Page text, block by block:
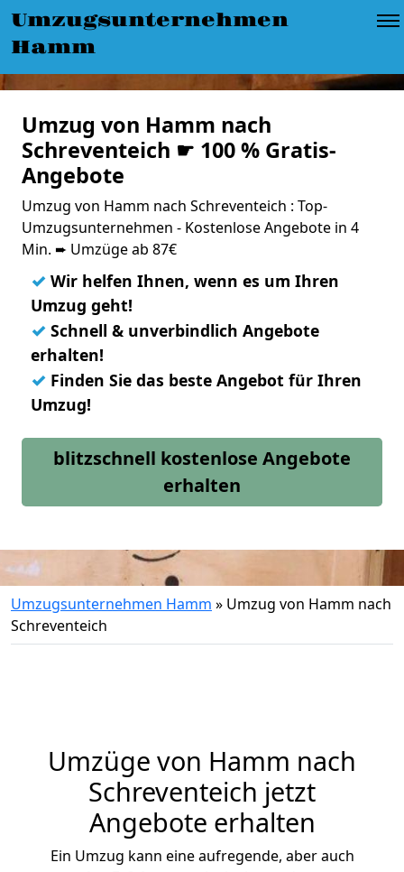
Umzugsunternehmen
Hamm
Umzug von Hamm nach
Schreventeich ☛ 100 % Gratis-
Angebote
Umzug von Hamm nach Schreventeich : Top-
Umzugsunternehmen - Kostenlose Angebote in 4
Min. ➨ Umzüge ab 87€
✓ Wir helfen Ihnen, wenn es um Ihren
Umzug geht!
✓ Schnell & unverbindlich Angebote
erhalten!
✓ Finden Sie das beste Angebot für Ihren
Umzug!
blitzschnell kostenlose Angebote
erhalten
Umzugsunternehmen Hamm » Umzug von Hamm nach
Schreventeich
Umzüge von Hamm nach
Schreventeich jetzt
Angebote erhalten
Ein Umzug kann eine aufregende, aber auch